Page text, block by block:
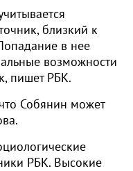
близкий к
в нее
возможности
пишет РБК.
Собянин может
РБК. Высокие